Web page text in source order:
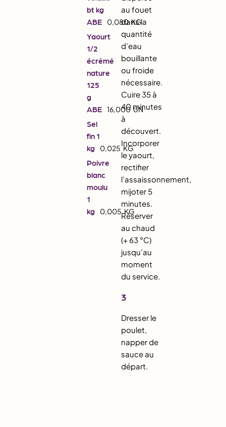
bt kg
ABE
0,080 KG
Yaourt
1/2
écrémé
nature
125
g
ABE 16,000 UN
Sel
fin 1
kg
0,025 KG
Poivre
blanc
moulu
1
kg
0,005 KG
au fouet
dans la
quantité
d’eau
bouillante
ou froide
nécessaire.
Cuire 35 à
40 minutes
à
découvert.
Incorporer
le yaourt,
rectifier
l’assaissonnement,
mijoter 5
minutes.
Réserver
au chaud
(+ 63 °C)
jusqu’au
moment
du service.
3
Dresser le
poulet,
napper de
sauce au
départ.